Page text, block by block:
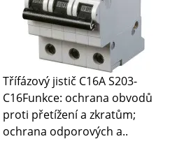
Třífázový jistič C16A S203-
C16Funkce: ochrana obvodů
proti přetížení a zkratům;
ochrana odporových a..